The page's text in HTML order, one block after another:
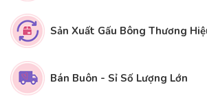
Sản Xuất Gấu Bông Thương
Bán Buôn - Sỉ Số Lượng Lớn